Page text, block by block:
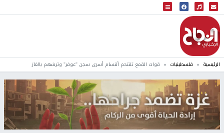
البث المباشر
إذاعة النجاح
الرئيسية فلسطينيات قوات القمع تقتحم أقسام أسرى سجن "عوفر" وترشهم بالغاز